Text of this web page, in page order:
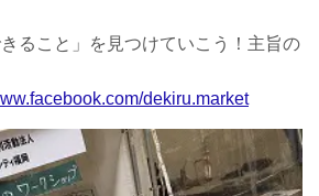
ること」を見つけていこう！主旨の
dekiru.market